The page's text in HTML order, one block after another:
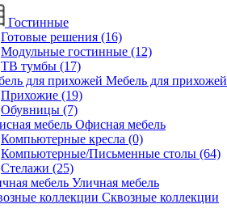
Гостинные
Готовые решения (16)
Модульные гостинные (12)
ТВ тумбы (17)
Мебель для прихожей
Прихожие (19)
Обувницы (7)
Офисная мебель
Компьютерные кресла (0)
Компьютерные/Письменные столы (64)
Стелажи (25)
Уличная мебель
Сквозные коллекции